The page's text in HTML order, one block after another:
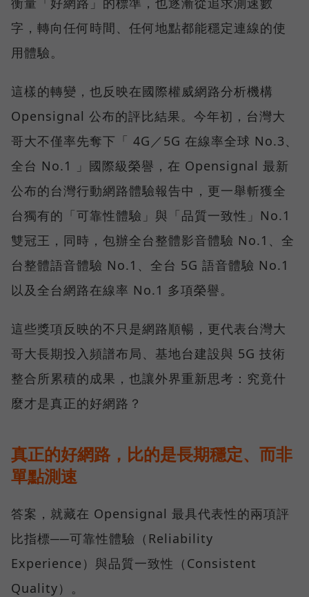
字，轉向任何時間、任何地點都能穩定連線的使
用體驗。
這樣的轉變，也反映在國際權威網路分析機構
Opensignal 公布的評比結果。今年初，台灣大
哥大不僅率先奪下「 4G／5G 在線率全球 No.3、
全台 No.1 」國際級榮譽，在 Opensignal 最新
公布的台灣行動網路體驗報告中，更一舉斬獲全
台獨有的「可靠性體驗」與「品質一致性」No.1
雙冠王，同時，包辦全台整體影音體驗 No.1、全
台整體語音體驗 No.1、全台 5G 語音體驗 No.1
以及全台網路在線率 No.1 多項榮譽。
這些獎項反映的不只是網路順暢，更代表台灣大
哥大長期投入頻譜布局、基地台建設與 5G 技術
整合所累積的成果，也讓外界重新思考：究竟什
麼才是真正的好網路？
真正的好網路，比的是長期穩定、而非
單點測速
答案，就藏在 Opensignal 最具代表性的兩項評
比指標──可靠性體驗（Reliability
Experience）與品質一致性（Consistent
Quality）。